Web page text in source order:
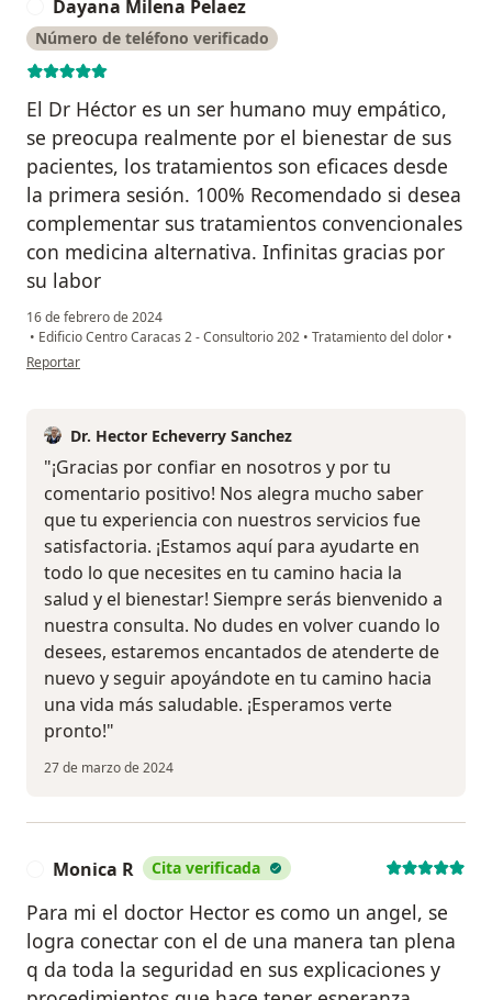
Dayana Milena Pelaez
Número de teléfono verificado
El Dr Héctor es un ser humano muy empático,
se preocupa realmente por el bienestar de sus
pacientes, los tratamientos son eficaces desde
la primera sesión. 100% Recomendado si desea
complementar sus tratamientos convencionales
con medicina alternativa. Infinitas gracias por
su labor
16 de febrero de 2024
• Edificio Centro Caracas 2 - Consultorio 202 • Tratamiento del dolor •
en opinión del usuario Dayana Milena Pelaez
Reportar
Dr. Hector Echeverry Sanchez
"¡Gracias por confiar en nosotros y por tu
comentario positivo! Nos alegra mucho saber
que tu experiencia con nuestros servicios fue
satisfactoria. ¡Estamos aquí para ayudarte en
todo lo que necesites en tu camino hacia la
salud y el bienestar! Siempre serás bienvenido a
nuestra consulta. No dudes en volver cuando lo
desees, estaremos encantados de atenderte de
nuevo y seguir apoyándote en tu camino hacia
una vida más saludable. ¡Esperamos verte
pronto!"
27 de marzo de 2024
Monica R Cita verificada
Para mi el doctor Hector es como un angel, se
logra conectar con el de una manera tan plena
q da toda la seguridad en sus explicaciones y